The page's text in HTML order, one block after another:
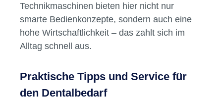
Technikmaschinen bieten hier nicht nur
smarte Bedienkonzepte, sondern auch eine
hohe Wirtschaftlichkeit – das zahlt sich im
Alltag schnell aus.
Praktische Tipps und Service für
den Dentalbedarf